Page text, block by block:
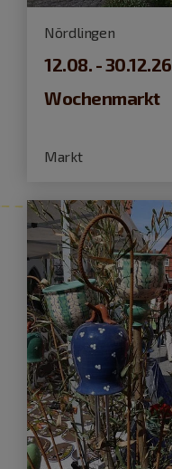
Nördlingen
12.08. - 30.12.26
Wochenmarkt
Markt